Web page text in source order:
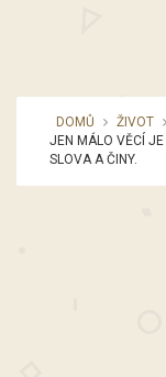
DOMŮ
ŽIVOT
JEN MÁLO VĚCÍ
SLOVA A ČINY.